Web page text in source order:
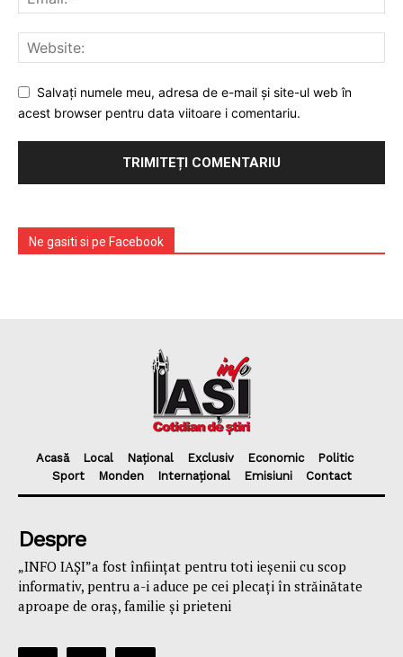
Salvați numele meu, adresa de e-mail și site-ul web în
acest browser pentru data viitoare i comentariu.
Ne gasiti si pe Facebook
Acasă Local Național Exclusiv Economic
Politic
Sport
Monden Internațional Emisiuni Contact
Despre
„INFO IAȘI”a fost înfiinţat pentru toti ieşenii cu scop
informativ, pentru a-i aduce pe cei plecaţi în străinătate
aproape de oraş, familie și prieteni